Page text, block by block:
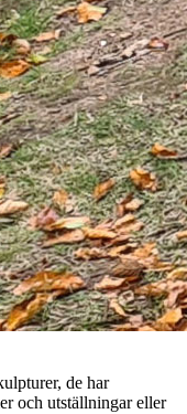
de har
och utställningar eller